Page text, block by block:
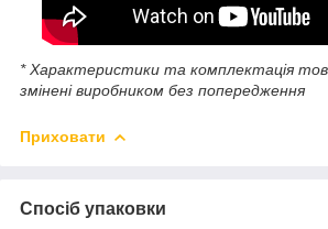
* Характеристики та комплектація
змінені виробником без попередження
Приховати
Спосіб упаковки